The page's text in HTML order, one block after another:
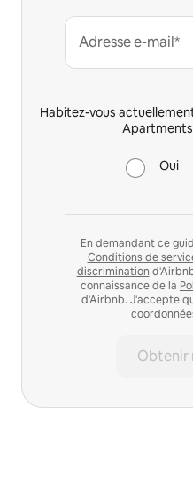
Adresse e-mail*
Habitez-vous
Apartments
Oui
En demandant ce
Conditions de
discrimination
connaissance de la
d'Airbnb. J'accepte
Obtenir